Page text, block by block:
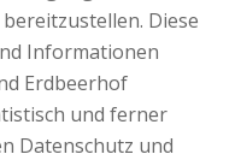
Diese
Informationen
Erdbeerhof
und ferner
Datenschutz und